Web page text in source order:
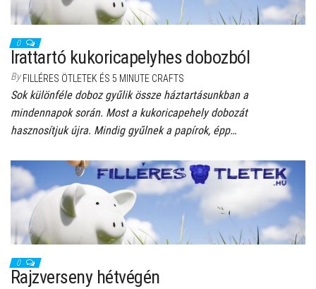
0
Irattartó kukoricapelyhes dobozból
By FILLÉRES ÖTLETEK ÉS 5 MINUTE CRAFTS
Sok különféle doboz gyűlik össze háztartásunkban a
mindennapok során. Most a kukoricapehely dobozát
hasznosítjuk újra. Mindig gyűlnek a papírok, épp…
0
Rajzverseny hétvégén